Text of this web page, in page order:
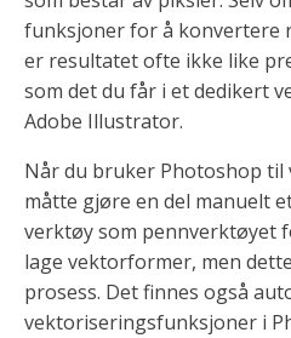
funksjoner for å konvertere
er resultatet ofte ikke like
som det du får i et dedikert
Adobe Illustrator.
Når du bruker Photoshop
måtte gjøre en del manuelt
verktøy som pennverktøyet
lage vektorformer, men
prosess. Det finnes også
vektoriseringsfunksjoner i